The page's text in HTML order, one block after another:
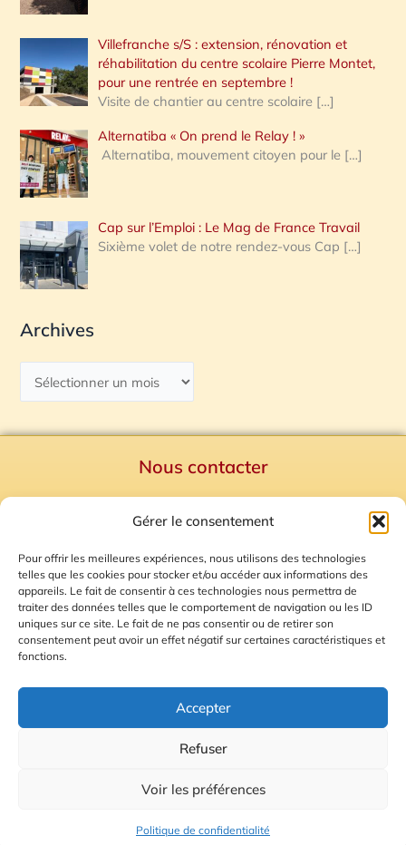
Gérer le consentement
Pour offrir les meilleures expériences, nous utilisons des technologies
telles que les cookies pour stocker et/ou accéder aux informations des
appareils. Le fait de consentir à ces technologies nous permettra de
traiter des données telles que le comportement de navigation ou les ID
uniques sur ce site. Le fait de ne pas consentir ou de retirer son
consentement peut avoir un effet négatif sur certaines caractéristiques et
fonctions.
Accepter
Refuser
Voir les préférences
Politique de confidentialité
Villefranche s/S : extension, rénovation et
réhabilitation du centre scolaire Pierre Montet,
pour une rentrée en septembre !
Visite de chantier au centre scolaire […]
Alternatiba « On prend le Relay ! »
Alternatiba, mouvement citoyen pour le […]
Cap sur l’Emploi : Le Mag de France Travail
Sixième volet de notre rendez-vous Cap […]
Archives
Nous contacter
Mentions Légales
Plan du site
Gestion des Cookies
© 2026 Radio Calade